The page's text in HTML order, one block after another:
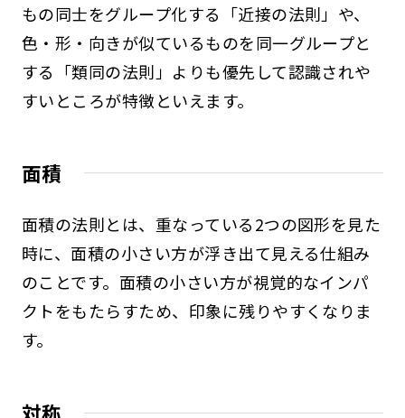
もの同士をグループ化する「近接の法則」や、
色・形・向きが似ているものを同一グループと
する「類同の法則」よりも優先して認識されや
すいところが特徴といえます。
面積
面積の法則とは、重なっている2つの図形を見た
時に、面積の小さい方が浮き出て見える仕組み
のことです。面積の小さい方が視覚的なインパ
クトをもたらすため、印象に残りやすくなりま
す。
対称